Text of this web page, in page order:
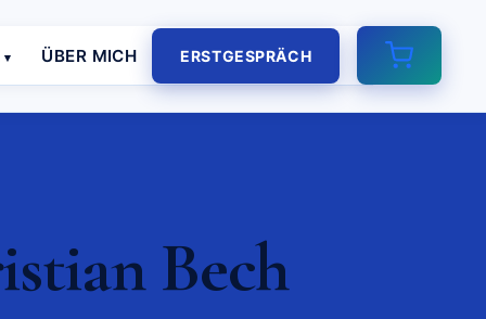
ÜBER MICH ERSTGESPRÄCH
Bech